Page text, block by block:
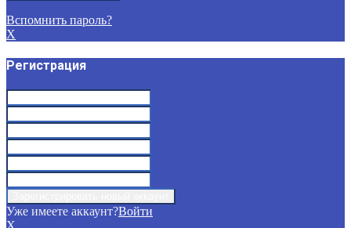
Вспомнить пароль?
X
Регистрация
Уже имеете аккаунт?Войти
X